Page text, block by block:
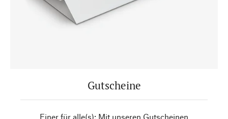
Gutscheine
Einer für alle(s): Mit unseren Gutscheinen